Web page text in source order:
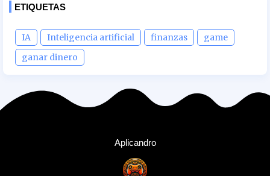
ETIQUETAS
IA Inteligencia artificial finanzas
game
ganar dinero
Aplicandro